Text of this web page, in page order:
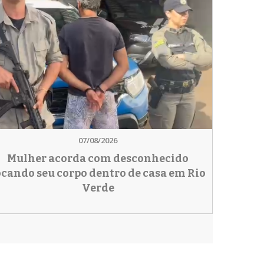
07/08/2026
Mulher acorda com desconhecido
seu corpo dentro de casa em Rio
Verde